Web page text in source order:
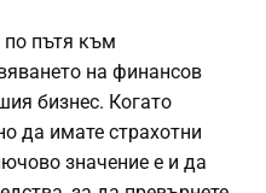
по пътя към
на финансов
бизнес. Когато
да имате страхотни
значение е и да